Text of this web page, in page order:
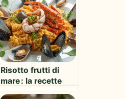
Risotto frutti di
mare : la recette